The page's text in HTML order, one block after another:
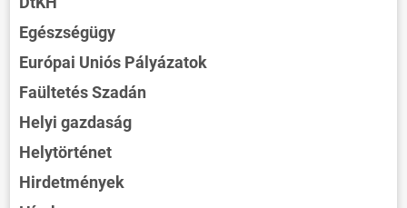
Egészségügy
Európai Uniós Pályázatok
Faültetés Szadán
Helyi gazdaság
Helytörténet
Hirdetmények